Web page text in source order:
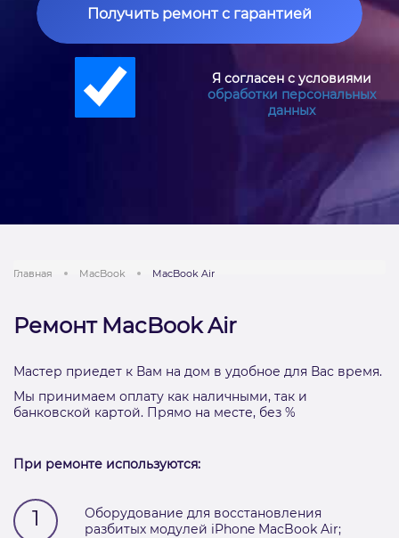
Получить ремонт с гарантией
Я согласен с условиями
обработки персональных
данных
Главная MacBook MacBook Air
Ремонт MacBook Air
Мастер приедет к Вам на дом в удобное для Вас время.
Мы принимаем оплату как наличными, так и
банковской картой. Прямо на месте, без %
При ремонте используются:
1
Оборудование для восстановления
разбитых модулей iPhone MacBook Air;